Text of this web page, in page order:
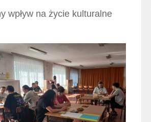
wpływ na życie kulturalne